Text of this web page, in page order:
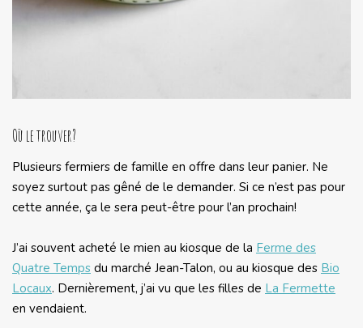
Où le trouver?
Plusieurs fermiers de famille en offre dans leur panier. Ne
soyez surtout pas gêné de le demander. Si ce n’est pas pour
cette année, ça le sera peut-être pour l’an prochain!
J’ai souvent acheté le mien au kiosque de la Ferme des
Quatre Temps du marché Jean-Talon, ou au kiosque des Bio
Locaux. Dernièrement, j’ai vu que les filles de La Fermette
en vendaient.